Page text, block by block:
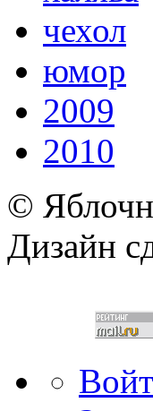
чехол
юмор
2009
2010
©
Дизайн